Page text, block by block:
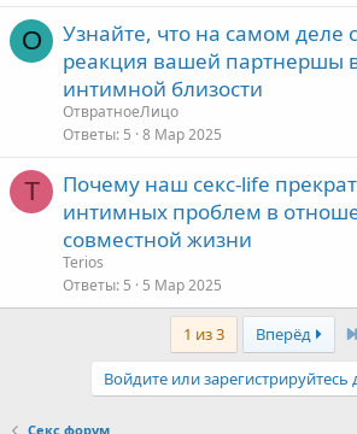
О
Узнайте, что на самом деле
реакция вашей партнершы
интимной близости
ОтвратноеЛицо
Ответы 5 8 Мар 2025
T
Почему наш секс-life
интимных проблем в
совместной жизни
Terios
Ответы 5 5 Мар 2025
1 из 3 Вперёд
Войдите или зарегистрируйтесь
Секс форум